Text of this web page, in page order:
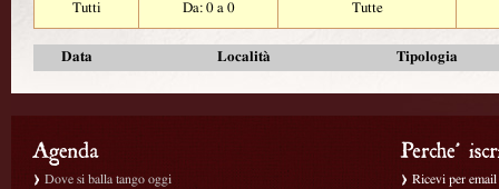
Tutti
Da: 0 a 0 Tutte
Data Località Tipologia
Dove si balla tango oggi
Ricevi per